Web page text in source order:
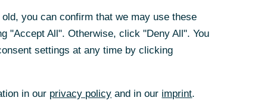
thyssenkrupp
Bestätigung der
ein
you can confirm that we may use these
"Accept All". Otherwise, click "Deny All". You
settings at any time by clicking
in our privacy policy and in our imprint.